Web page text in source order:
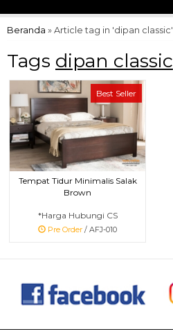
Beranda » Article tag in 'dipan classic'
Tags dipan classic
Best Seller
Tempat Tidur Minimalis Salak
Brown
*Harga Hubungi CS
Pre Order / AFJ-010